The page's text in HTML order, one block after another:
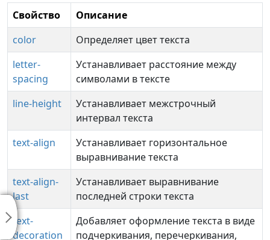
Свойство
Описание
color
Определяет цвет текста
letter-
spacing
Устанавливает расстояние между
символами в тексте
line-height
Устанавливает межстрочный
интервал текста
text-align
Устанавливает горизонтальное
выравнивание текста
text-align-
last
Устанавливает выравнивание
последней строки текста
text-
decoration
Добавляет оформление текста в виде
подчеркивания, перечеркивания,